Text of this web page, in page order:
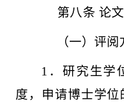
第八条 论
（一）评阅
1 ．研究生学
度，申请博士学位